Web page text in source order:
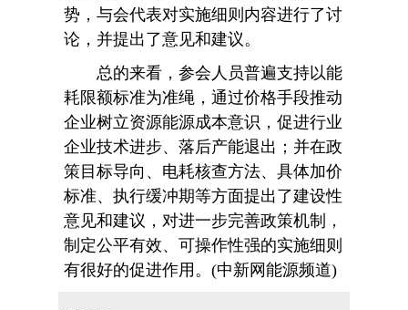
势，与会代表对实施细则内容进行了讨
论，并提出了意见和建议。
总的来看，参会人员普遍支持以能
耗限额标准为准绳，通过价格手段推动
企业树立资源能源成本意识，促进行业
企业技术进步、落后产能退出；并在政
策目标导向、电耗核查方法、具体加价
标准、执行缓冲期等方面提出了建设性
意见和建议，对进一步完善政策机制，
制定公平有效、可操作性强的实施细则
有很好的促进作用。(中新网能源频道)